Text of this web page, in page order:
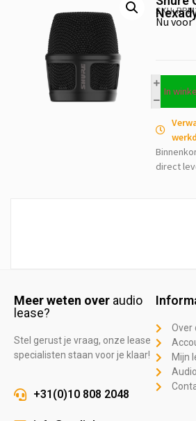
SKU:
Nu voor
In
direct
Meer weten over audio
lease?
Stel gerust je vraag, onze lease
specialisten staan voor je klaar!
+31(0)10 808 2048
Over
Mijn